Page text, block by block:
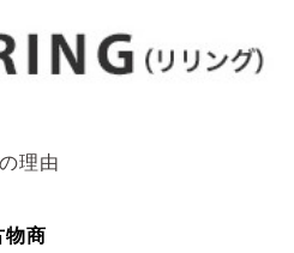
理由
商